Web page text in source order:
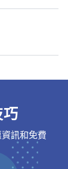
訊和免費